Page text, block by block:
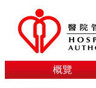
概覽